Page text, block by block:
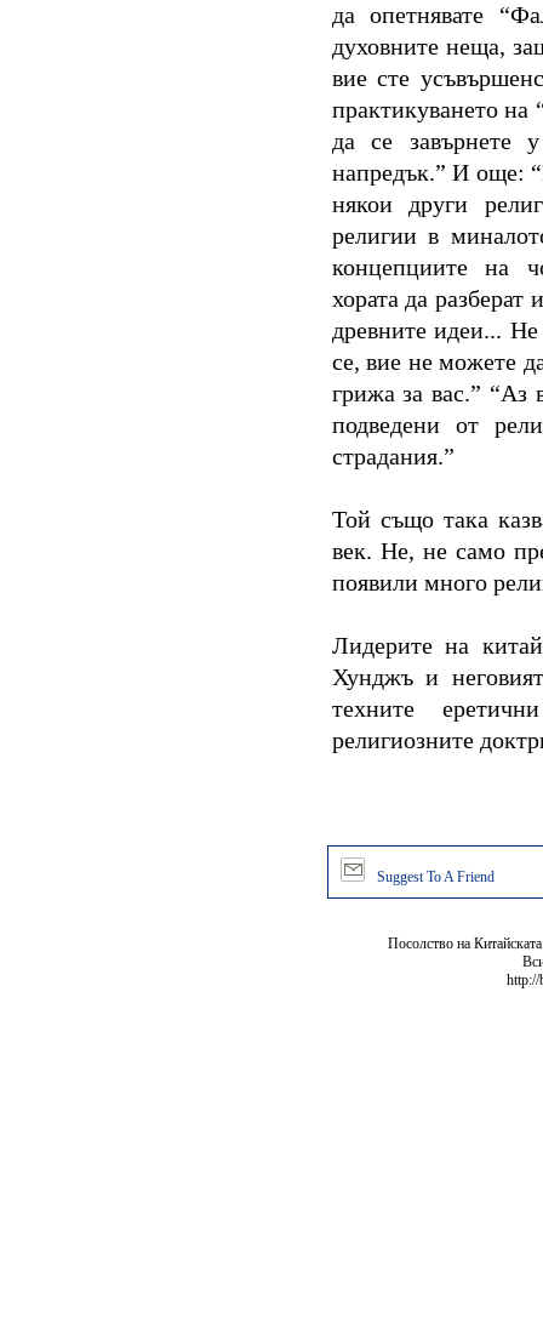
да опетнявате
духовните неща,
вие сте
практикуването
да се завърнете
напредък.” И още:
някои други
религии в
концепциите на
хората да разберат
древните идеи...
се, вие не можете
грижа за вас.” “Аз
подведени от
страдания.”
Той също така
век. Не, не само
появили много
Лидерите на
Хунджъ и
техните
религиозните
Suggest To A Friend
Посолство на
http://